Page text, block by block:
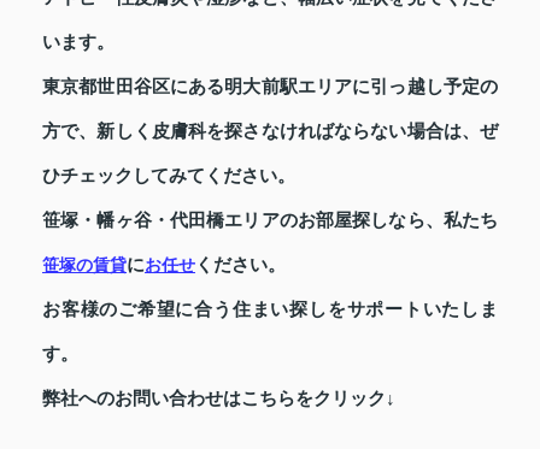
います。
東京都世田谷区にある明大前駅エリアに引っ越し予定の
方で、新しく皮膚科を探さなければならない場合は、ぜ
ひチェックしてみてください。
笹塚・幡ヶ谷・代田橋エリアのお部屋探しなら、私たち
笹塚の賃貸にお任せ ください。
お客様のご希望に合う住まい探しをサポートいたしま
す。
弊社へのお問い合わせはこちらをクリック↓